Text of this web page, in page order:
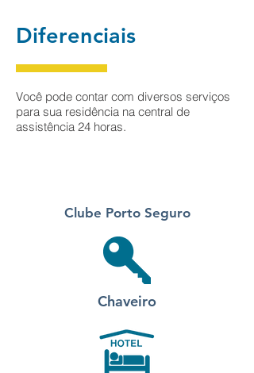
Diferenciais
Você pode contar com diversos serviços
para sua residência na central de
assistência 24 horas.
Clube Porto Seguro
Chaveiro